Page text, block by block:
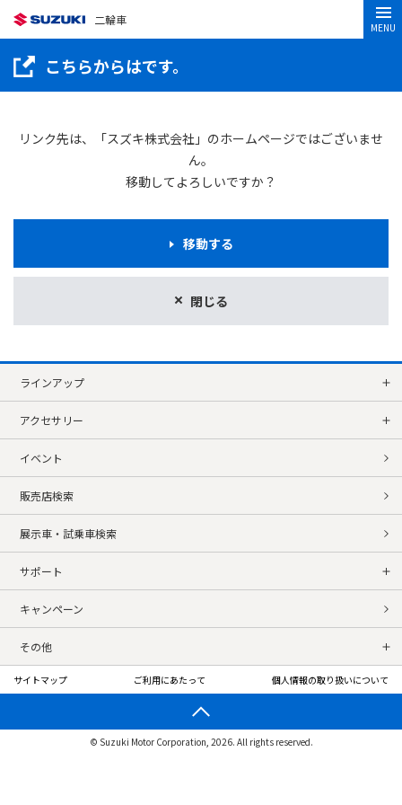
二輪車
MENU
こちらからはです。
リンク先は、「スズキ株式会社」のホームページではございませ
ん。
移動してよろしいですか？
閉じる
移動する
ラインアップ
アクセサリー
イベント
販売店検索
展示車・試乗車検索
サポート
キャンペーン
その他
サイトマップ ご利用にあたって 個人情報の取り扱いについて
© Suzuki Motor Corporation, 2026. All rights reserved.